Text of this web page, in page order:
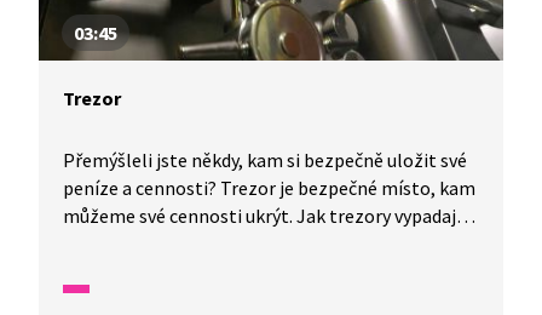
03:45
Trezor
Přemýšleli jste někdy, kam si bezpečně uložit své
peníze a cennosti? Trezor je bezpečné místo, kam
můžeme své cennosti ukrýt. Jak trezory vypadají
na jeden z trezorů ČNB.